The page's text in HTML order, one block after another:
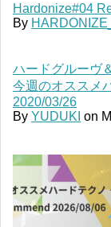
Hardonize#04
By
ハードグルーヴ
今週のオススメ
2020/03/26
By YUDUKI on